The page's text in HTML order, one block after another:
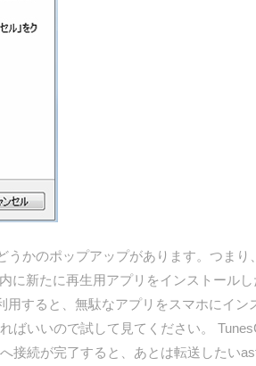
かのポップアップがあります。つまり
に新たに再生用アプリをインストールし
すると、無駄なアプリをスマホにイン
ばいいので試して見てください。
接続が完了すると、あとは転送したい